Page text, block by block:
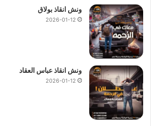
ونش انقاذ بولاق
2026-01-12
ونش انقاذ عباس العقاد
2026-01-12